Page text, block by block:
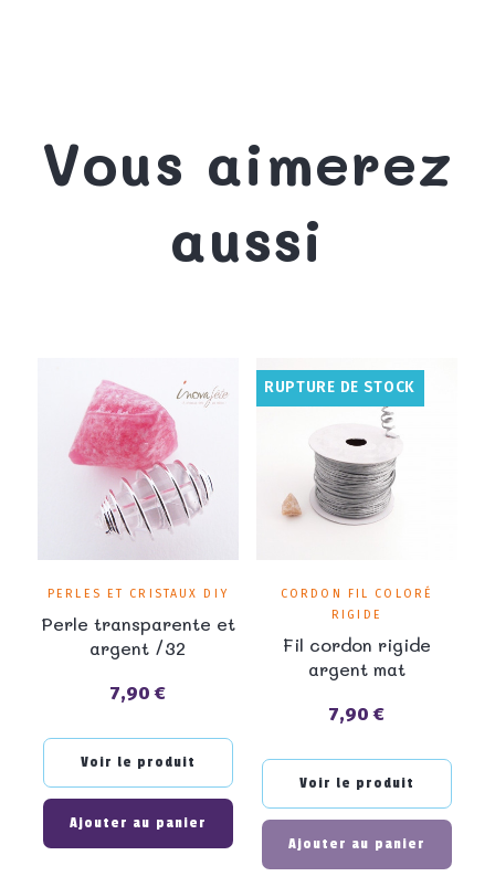
Vous aimerez
aussi
PERLES ET CRISTAUX DIY
Perle transparente et
argent /32
Prix
7,90 €
Voir le produit
Ajouter au panier
CORDON FIL COLORÉ
RIGIDE
Fil cordon rigide
argent mat
Prix
7,90 €
Voir le produit
Ajouter au panier
RUPTURE DE STOCK